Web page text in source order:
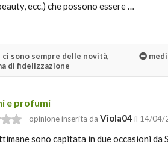
ecc.) che possono essere …
ci sono sempre delle novità,
di fidelizzazione
e profumi
opinione inserita da Viola04 il 14/04/
sono capitata in due occasioni da